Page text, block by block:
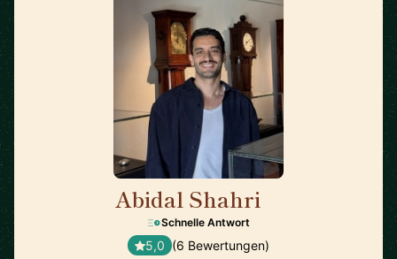
Abidal Shahri
Schnelle Antwort
5,0 (6 Bewertungen)